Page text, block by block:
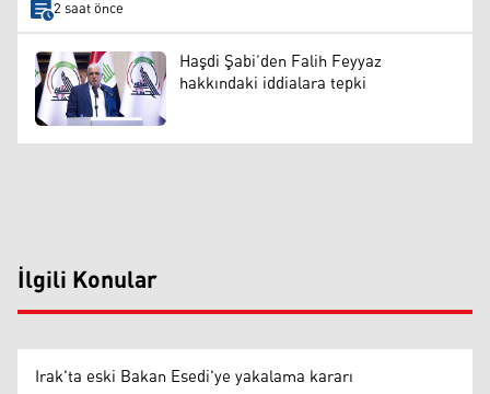
2 saat önce
Haşdi Şabi’den Falih Feyyaz
hakkındaki iddialara tepki
İlgili Konular
Irak'ta eski Bakan Esedi'ye yakalama kararı